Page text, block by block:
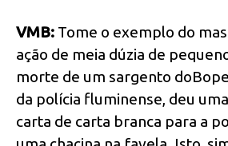
VMB: Tome o exemplo do
ação de meia dúzia de
morte de um sargento
da polícia fluminense, deu
carta de carta branca para a